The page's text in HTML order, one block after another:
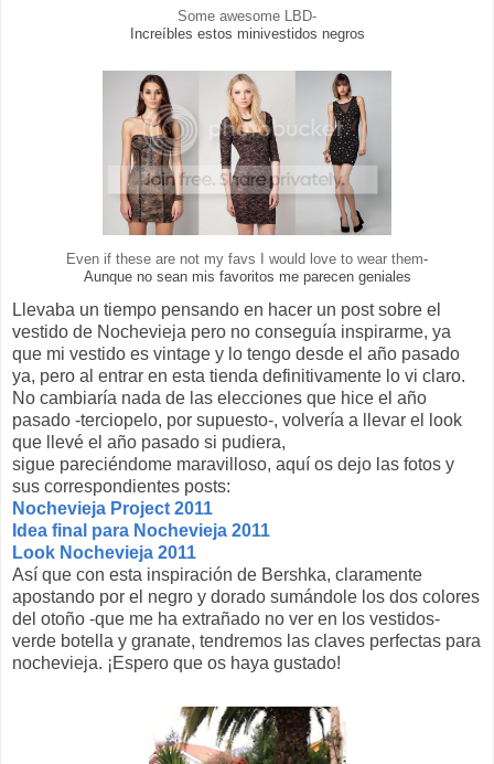
Some awesome LBD-
Increíbles estos minivestidos negros
Even if these are not my favs I would love to wear them-
Aunque no sean mis favoritos me parecen geniales
Llevaba un tiempo pensando en hacer un post sobre el
vestido de Nochevieja pero no conseguía inspirarme, ya
que mi vestido es vintage y lo tengo desde el año pasado
ya, pero al entrar en esta tienda definitivamente lo vi claro.
No cambiaría nada de las elecciones que hice el año
pasado -terciopelo, por supuesto-, volvería a llevar el look
que llevé el año pasado si pudiera,
sigue pareciéndome maravilloso, aquí os dejo las fotos y
sus correspondientes posts:
Nochevieja Project 2011
Idea final para Nochevieja 2011
Look Nochevieja 2011
Así que con esta inspiración de Bershka, claramente
apostando por el negro y dorado sumándole los dos colores
del otoño -que me ha extrañado no ver en los vestidos-
verde botella y granate, tendremos las claves perfectas para
nochevieja. ¡Espero que os haya gustado!